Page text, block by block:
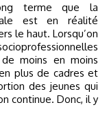
terme que la
est en réalité
le haut. Lorsqu’on
moins en moins
plus de cadres et
des jeunes qui
continue. Donc, il y